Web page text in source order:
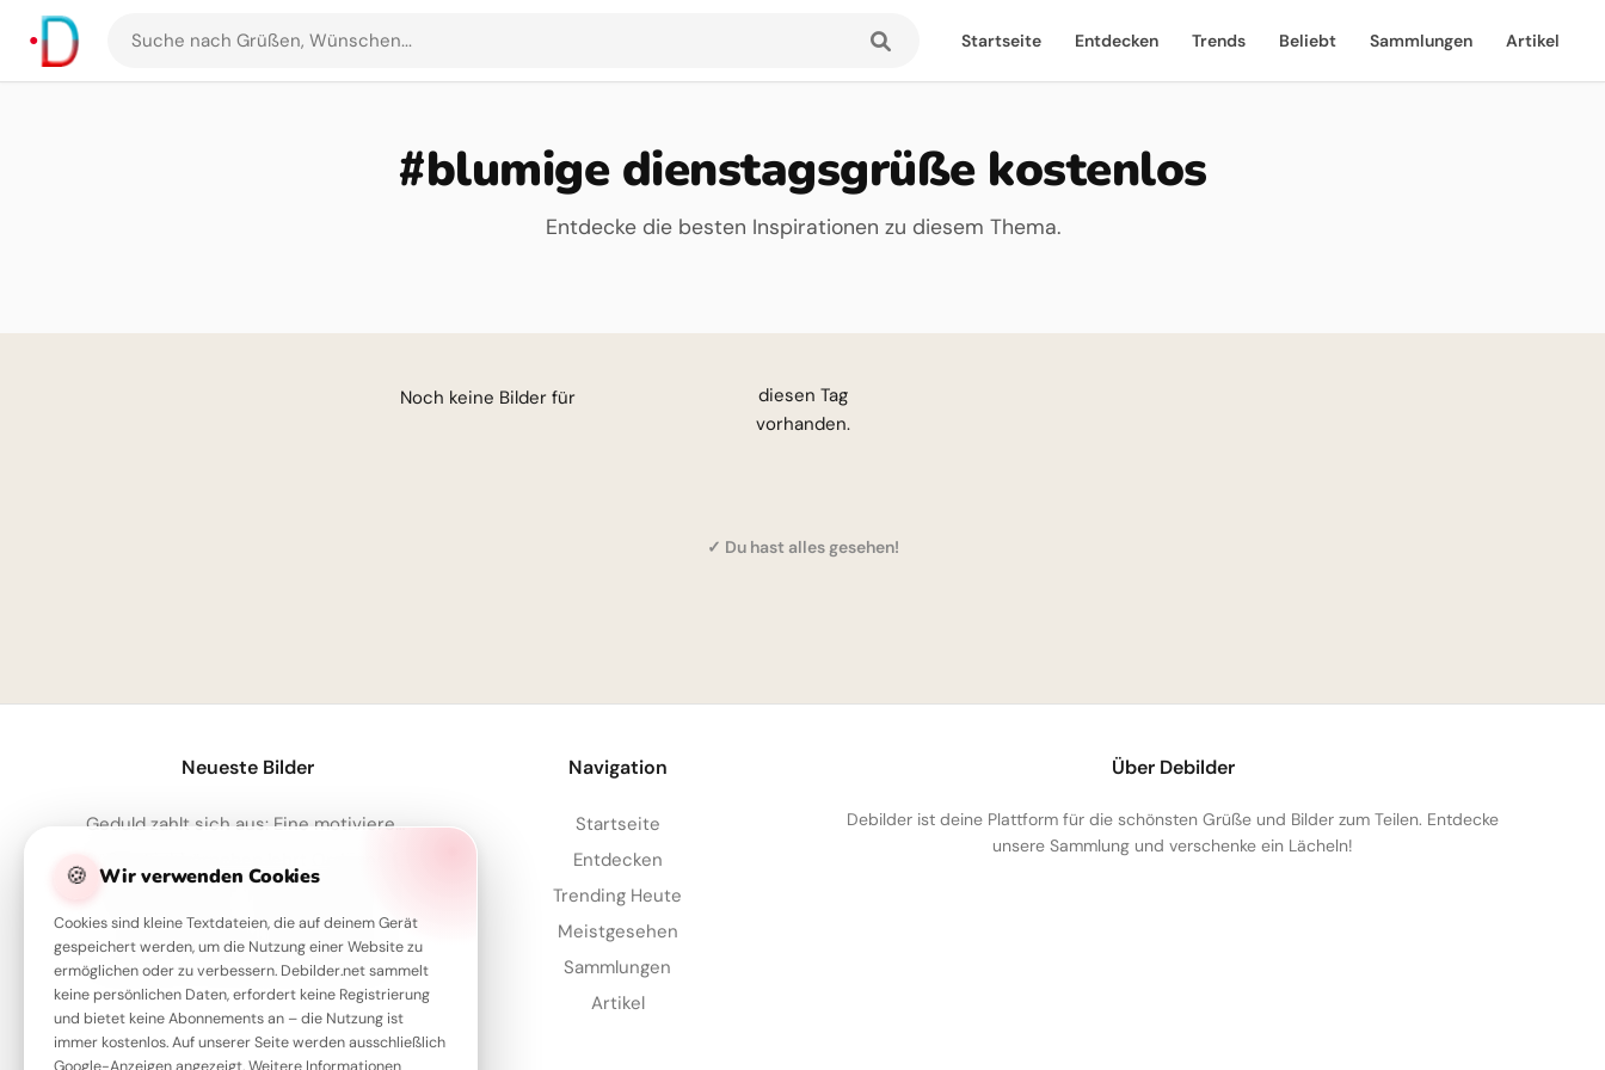
Suche
nach
Startseite Entdecken Trends Beliebt Sammlungen Artikel
#blumige dienstagsgrüße kostenlos
Entdecke die besten Inspirationen zu diesem Thema.
Noch keine Bilder für diesen Tag
vorhanden.
✓ Du hast alles gesehen!
🍪 Wir verwenden Cookies
Cookies sind kleine Textdateien, die auf deinem Gerät
gespeichert werden, um die Nutzung einer Website zu
ermöglichen oder zu verbessern. Debilder.net sammelt
keine persönlichen Daten, erfordert keine Registrierung
und bietet keine Abonnements an – die Nutzung ist
immer kostenlos. Auf unserer Seite werden ausschließlich
Neueste Bilder
Geduld zahlt sich aus: Eine motivierende Schulweisheit für dein Pinterest Board
Ein cleverer Spruch für WhatsApp: Aus Fehlern lernen macht schlau!
Motivation für die Einschulung: Bär am Bergpfad mit Spruch für WhatsApp
Navigation
Startseite
Entdecken
Trending Heute
Meistgesehen
Sammlungen
Artikel
Über Debilder
Debilder ist deine Plattform für die schönsten Grüße und Bilder zum Teilen. Entdecke
unsere Sammlung und verschenke ein Lächeln!